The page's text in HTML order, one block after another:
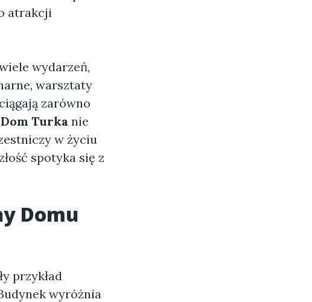
atrakcji
wydarzeń,
warsztaty
zarówno
Dom Turka nie
w życiu
spotyka się z
Domu
przykład
wyróżnia